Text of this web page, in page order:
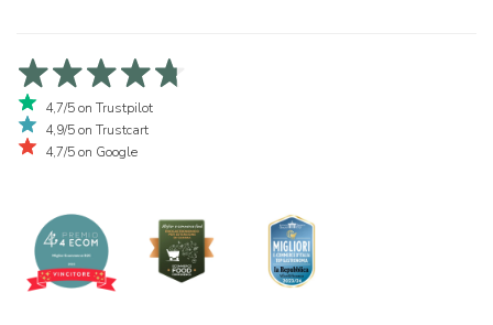
4,7/5 on Trustpilot
4,9/5 on Trustcart
4,7/5 on Google